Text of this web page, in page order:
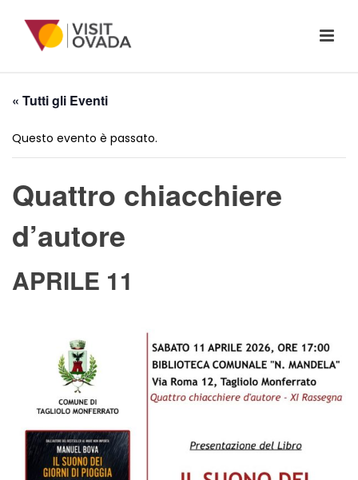
« Tutti gli Eventi
Questo evento è passato.
Quattro chiacchiere
d’autore
APRILE 11